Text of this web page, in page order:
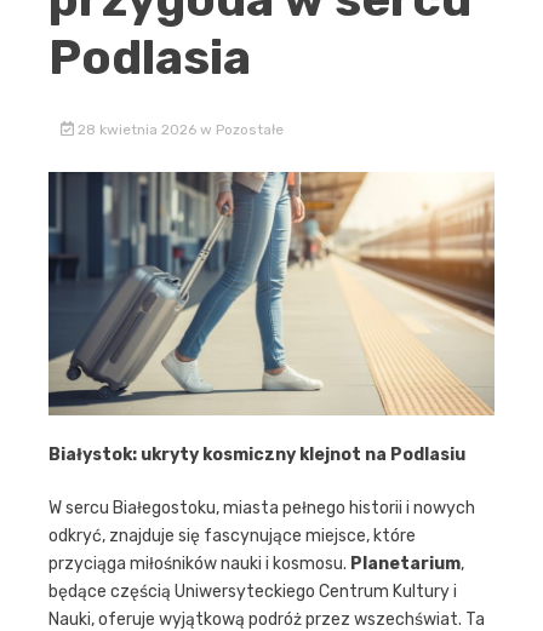
Podlasia
28 kwietnia 2026 w Pozostałe
Białystok: ukryty kosmiczny klejnot na Podlasiu
W sercu Białegostoku, miasta pełnego historii i nowych
odkryć, znajduje się fascynujące miejsce, które
przyciąga miłośników nauki i kosmosu. Planetarium,
będące częścią Uniwersyteckiego Centrum Kultury i
Nauki, oferuje wyjątkową podróż przez wszechświat. Ta